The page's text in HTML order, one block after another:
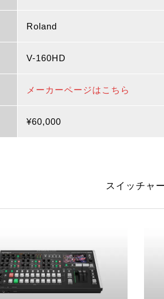
Roland
V-160HD
メーカーページはこちら
¥60,000
スイッチャー